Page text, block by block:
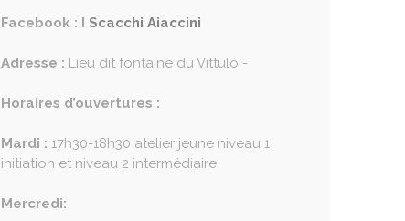
Facebook : I Scacchi Aiaccini
Adresse : Lieu dit fontaine du Vittulo -
Horaires d’ouvertures :
Mardi : 17h30-18h30 atelier jeune niveau 1
initiation et niveau 2 intermédiaire
Mercredi: